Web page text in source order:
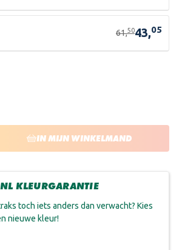
61,5043,05
IN MIJN WINKELMAND
KLEURGARANTIE
toch iets anders dan verwacht? Kies
nieuwe kleur!